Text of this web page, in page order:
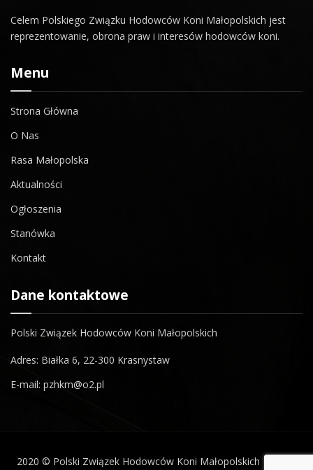
Celem Polskiego Związku Hodowców Koni Małopolskich jest
reprezentowanie, obrona praw i interesów hodowców koni.
Menu
Strona Główna
O Nas
Rasa Małopolska
Aktualności
Ogłoszenia
Stanówka
Kontakt
Dane kontaktowe
Polski Związek Hodowców Koni Małopolskich
Adres: Białka 6, 22-300 Krasnystaw
E-mail: pzhkm@o2.pl
2020 © Polski Związek Hodowców Koni Małopolskich | made